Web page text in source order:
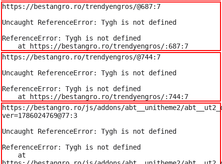
https://bestangro.ro/trendyengros/@687:7
Uncaught ReferenceError: Tygh is not defined
ReferenceError: Tygh is not defined
    at https://bestangro.ro/trendyengros/:687:7
https://bestangro.ro/trendyengros/@744:7
Uncaught ReferenceError: Tygh is not defined
ReferenceError: Tygh is not defined
    at https://bestangro.ro/trendyengros/:744:7
https://bestangro.ro/js/addons/abt__unitheme2/
ver=1786024769@77:3
Uncaught ReferenceError: Tygh is not defined
ReferenceError: Tygh is not defined